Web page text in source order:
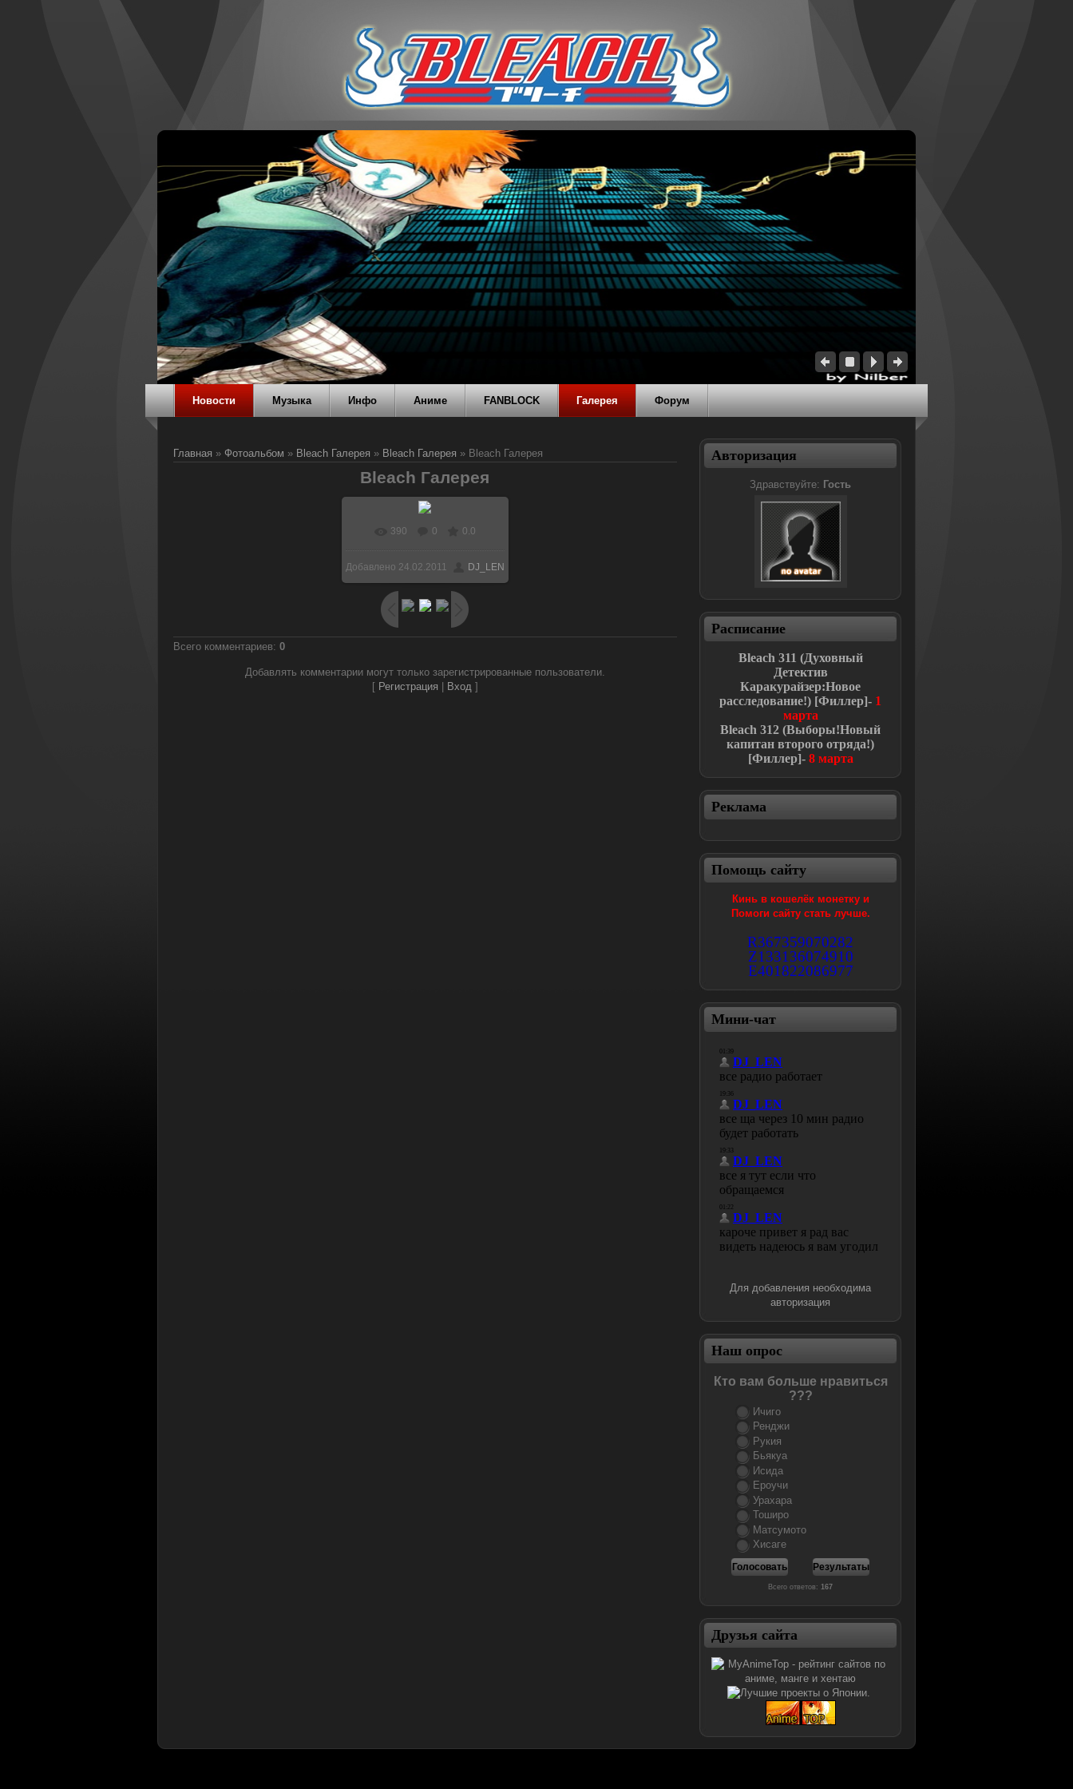
Новости Музыка Инфо Аниме FANBLOCK Галерея Форум
Главная » Фотоальбом » Bleach Галерея » Bleach Галерея » Bleach Галерея
Bleach Галерея
В реальном размере
1024x768/ 116.8Kb
390 0 0.0
Добавлено 24.02.2011 DJ_LEN
Всего комментариев: 0
Добавлять комментарии могут только зарегистрированные пользователи.
[ Регистрация Вход]
Авторизация
Здравствуйте: Гость
Расписание
Bleach 311 (Духовный
Детектив
Каракурайзер:Новое
расследование!) [Филлер]- 1
марта
Bleach312 (Выборы!Новый
капитан второго отряда!)
[Филлер]-8 марта
Реклама
Помощь сайту
Кинь в кошелёк монетку и
Помоги сайту стать лучше.
R367359070282
Z133136074910
E401822086977
Мини-чат
Для добавления необходима
авторизация
Наш опрос
Кто вам больше нравиться
???
Ичиго
Ренджи
Рукия
Бьякуа
Исида
Ероучи
Урахара
Тоширо
Матсумото
Хисаге
Всего ответов:167
Друзья сайта